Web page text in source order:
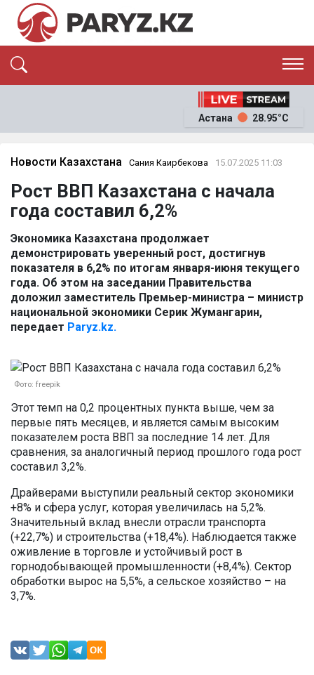
ЭКОНОМИКА
ОҚИҒА
News
Астана 28.95°C
Новости Казахстана Сания Каирбекова 15.07.2025 11:03
Рост ВВП Казахстана с начала
года составил 6,2%
Экономика Казахстана продолжает
демонстрировать уверенный рост, достигнув
показателя в 6,2% по итогам января-июня текущего
года. Об этом на заседании Правительства
доложил заместитель Премьер-министра – министр
национальной экономики Серик Жумангарин,
передает Paryz.kz.
Фото: freepik
Этот темп на 0,2 процентных пункта выше, чем за
первые пять месяцев, и является самым высоким
показателем роста ВВП за последние 14 лет. Для
сравнения, за аналогичный период прошлого года рост
составил 3,2%.
Драйверами выступили реальный сектор экономики
+8% и сфера услуг, которая увеличилась на 5,2%.
Значительный вклад внесли отрасли транспорта
(+22,7%) и строительства (+18,4%). Наблюдается также
оживление в торговле и устойчивый рост в
горнодобывающей промышленности (+8,4%). Сектор
обработки вырос на 5,5%, а сельское хозяйство – на
3,7%.